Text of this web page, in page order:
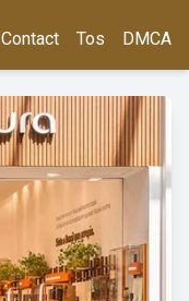
Contact Tos DMCA